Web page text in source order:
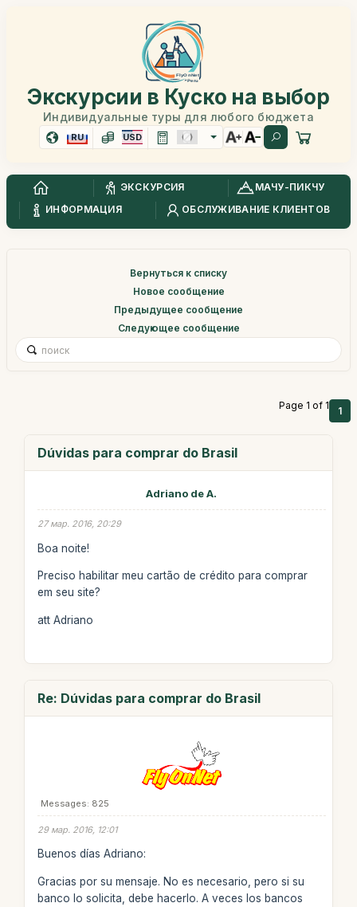
Экскурсии в Куско на выбор
Индивидуальные туры для любого бюджета
RU USD
ЭКСКУРСИЯ
МАЧУ-ПИКЧУ
ИНФОРМАЦИЯ
ОБСЛУЖИВАНИЕ КЛИЕНТОВ
Вернуться к списку
Новое сообщение
Предыдущее сообщение
Следующее сообщение
Page 1 of 1 1
Dúvidas para comprar do Brasil
Adriano de A.
27 мар. 2016, 20:29
Boa noite!
Preciso habilitar meu cartão de crédito para comprar
em seu site?
att Adriano
Re: Dúvidas para comprar do Brasil
Messages: 825
29 мар. 2016, 12:01
Buenos días Adriano:
Gracias por su mensaje. No es necesario, pero si su
banco lo solicita, debe hacerlo. A veces los bancos